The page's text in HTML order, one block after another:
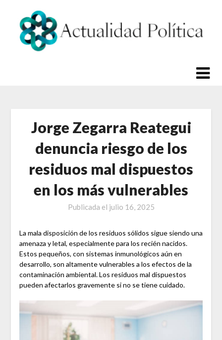
contenido
Jorge Zegarra Reategui
denuncia riesgo de los
residuos mal dispuestos
en los más vulnerables
Publicada el julio 16, 2025
La mala disposición de los residuos sólidos sigue siendo una
amenaza y letal, especialmente para los recién nacidos.
Estos pequeños, con sistemas inmunológicos aún en
desarrollo, son altamente vulnerables a los efectos de la
contaminación ambiental. Los residuos mal dispuestos
pueden afectarlos gravemente si no se tiene cuidado.